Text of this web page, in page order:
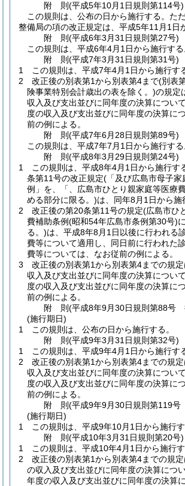
附 則(平成5年10月1日規則第114号)
この規則は、公布の日から施行する。 た
整備局の項の改正規定は、平成5年11月1日
附 則(平成6年3月31日規則第27号)
この規則は、平成6年4月1日から施行する
附 則(平成7年3月31日規則第31号)
1
この規則は、平成7年4月1日から施行す
2
改正後の別表第1から別表第4まで(別表
険事業特別会計歳出の表を除く。)の規定
収入及び支出並びに同年度の決算につい
度の収入及び支出並びに同年度の決算に
前の例による。
附 則(平成7年6月28日規則第89号)
この規則は、平成7年7月1日から施行する
附 則(平成8年3月29日規則第24号)
1
この規則は、平成8年4月1日から施行す
条第11号の改正規定(「及び広島市母子家
例」を、「、広島市ひとり親家庭等医療
める部分に限る。)は、同年8月1日から施
2
改正後の第20条第11号の規定(広島市ひ
費補助条例(昭和54年広島市条例第30号)
る。)は、平成8年8月1日以後に行われる
費等について適用し、同日前に行われた
費等については、なお従前の例による。
3
改正後の別表第1から別表第4までの規
収入及び支出並びに同年度の決算につい
度の収入及び支出並びに同年度の決算に
前の例による。
附 則(平成8年9月30日規則第88号
(施行期日)
1
この規則は、公布の日から施行する。
附 則(平成9年3月31日規則第32号)
1
この規則は、平成9年4月1日から施行す
2
改正後の別表第1から別表第4までの規
収入及び支出並びに同年度の決算につい
度の収入及び支出並びに同年度の決算に
前の例による。
附 則(平成9年9月30日規則第119
(施行期日)
1
この規則は、平成9年10月1日から施行す
附 則(平成10年3月31日規則第20号)
1
この規則は、平成10年4月1日から施行す
2
改正後の別表第1から別表第4までの規
の収入及び支出並びに同年度の決算につ
年度の収入及び支出並びに同年度の決算